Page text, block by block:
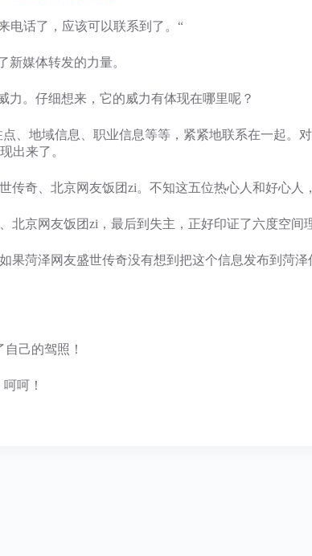
电话了，应该可以联系到了。“
媒体转发的力量。
。仔细想来，它的威力有体现在哪里呢？
地域信息、职业信息等等，紧紧地联系在一起。
出来了。
、北京网友饭团zi。不知这五位热心人和好心人
京网友饭团zi，最后到失主，正好印证了六度空间理
泽网友盛世传奇没有想到把这个信息发布到菏泽
己的驾照！
呵呵！